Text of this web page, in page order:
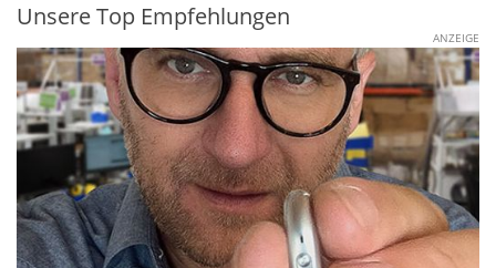
Unsere Top Empfehlungen
ANZEIGE